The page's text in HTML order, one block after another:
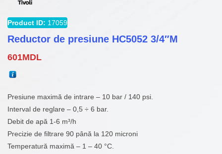
Product ID: 17059
Reductor de presiune HC5052 3/4″M
601MDL
Presiune maximă de intrare – 10 bar / 140 psi.
Interval de reglare – 0,5 ÷ 6 bar.
Debit de apă 1-6 m³/h
Precizie de filtrare 90 până la 120 microni
Temperatură maximă – 1 – 40 °C.